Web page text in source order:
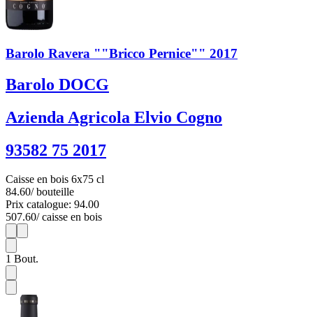
Barolo Ravera ""Bricco Pernice"" 2017
Barolo DOCG
Azienda Agricola Elvio Cogno
93582 75 2017
Caisse en bois 6x75 cl
84.60/ bouteille
Prix catalogue: 94.00
507.60/ caisse en bois
1
1 Bout.